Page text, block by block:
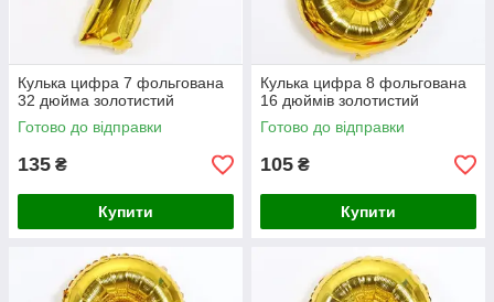
Кулька цифра 7 фольгована
32 дюйма золотистий
Готово до відправки
135 ₴
Купити
Кулька цифра 8 фольгована
16 дюймів золотистий
Готово до відправки
105 ₴
Купити